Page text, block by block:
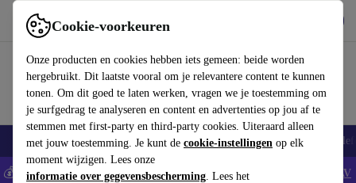
Cookie-voorkeuren
Onze producten en cookies hebben iets gemeen: beide worden
hergebruikt. Dit laatste vooral om je relevantere content te kunnen
tonen. Om dit goed te laten werken, vragen we je toestemming om
je surfgedrag te analyseren en content en advertenties op jou af te
stemmen met first-party en third-party cookies. Uiteraard alleen
met jouw toestemming. Je kunt de cookie-instellingen op elk
moment wijzigen. Lees onze
informatie over gegevensbescherming. Lees het
Gebruik refurbed snel en eenvoudig
Smartphones Laptops Tablets Smartwatches Accessoires
💰Bespaar 5% EXTRA op alle iPhones - Code: IPHONEDEAL - AV